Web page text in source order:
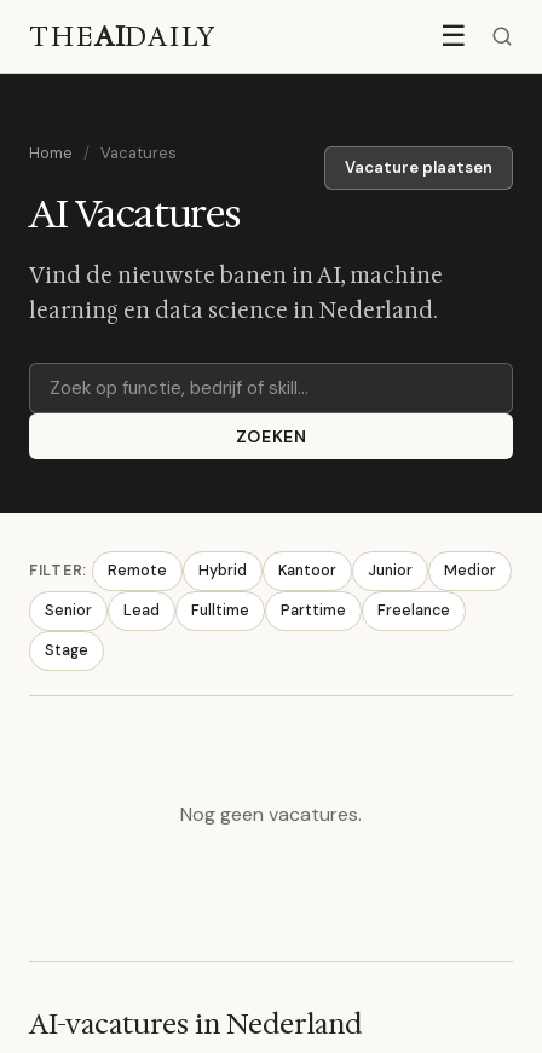
THEAIDAILY ☰
Home / Vacatures
Vacature plaatsen
AI Vacatures
Vind de nieuwste banen in AI, machine
learning en data science in Nederland.
ZOEKEN
FILTER: Remote Hybrid Kantoor Junior Medior
Senior Lead Fulltime Parttime Freelance
Stage
Nog geen vacatures.
AI-vacatures in Nederland